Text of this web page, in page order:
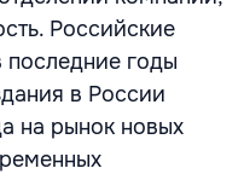
Российские
годы
в России
на рынок новых